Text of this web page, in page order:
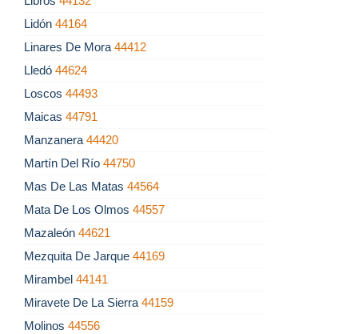
Lidón 44164
Linares De Mora 44412
Lledó 44624
Loscos 44493
Maicas 44791
Manzanera 44420
Martín Del Río 44750
Mas De Las Matas 44564
Mata De Los Olmos 44557
Mazaleón 44621
Mezquita De Jarque 44169
Mirambel 44141
Miravete De La Sierra 44159
Molinos 44556